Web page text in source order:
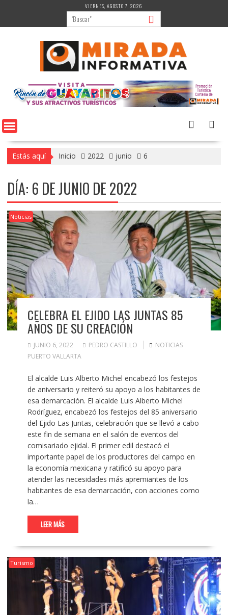
contenido
VIERNES, AGOSTO 7, 2026
Estás aquí Inicio 2022 junio 6
DÍA: 6 DE JUNIO DE 2022
Noticias
CELEBRA EL EJIDO LAS JUNTAS 85
AÑOS DE SU CREACIÓN
JUNIO 6, 2022 PEDRO CASTILLO
NOTICIAS
PUERTO VALLARTA
El alcalde Luis Alberto Michel encabezó los festejos
de aniversario y reiteró su apoyo a los habitantes de
esa demarcación. El alcalde Luis Alberto Michel
Rodríguez, encabezó los festejos del 85 aniversario
del Ejido Las Juntas, celebración que se llevó a cabo
este fin de semana en el salón de eventos del
comisariado ejidal. El primer edil destacó el
importante papel de los productores del campo en
la economía mexicana y ratificó su apoyo para
atender las necesidades más apremiantes de los
habitantes de esa demarcación, con acciones como
la…
LEER MÁS
Turismo